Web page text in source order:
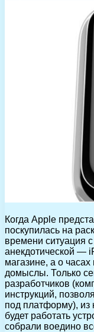
Когда Apple
поскупилась на
времени ситуация
анекдотической —
магазине, а о
домыслы. Только
разработчиков
инструкций,
под платформу), из
будет работать
собрали воедино